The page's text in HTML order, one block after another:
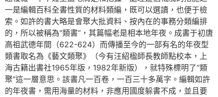
一是編輯百科全書性質的材料類編，既可以選讀，也便于檢
索。如許的書大略是會聚大批資料、按內在的事務分類編排
的，所以被稱為“類書”，其篇幅老是相本地年夜。成書于初唐
高祖武德年間（622-624）而傳播至今的一部有名的年夜型
類書取名為《藝文類聚》（今有汪紹楹師長教師點校本，上
海古籍出書社1965年版，1982年新版），就特殊標明了“類
聚”這一層意思。該書凡一百卷，一百三十多萬字。編輯如許
的年夜書，需用海量的材料，非應用國度躲書不成，並且要